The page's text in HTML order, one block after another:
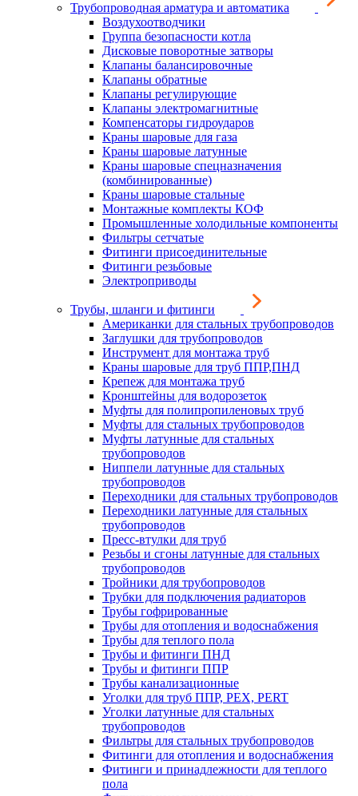
Трубопроводная арматура и автоматика
Воздухоотводчики
Группа безопасности котла
Дисковые поворотные затворы
Клапаны балансировочные
Клапаны обратные
Клапаны регулирующие
Клапаны электромагнитные
Компенсаторы гидроударов
Краны шаровые для газа
Краны шаровые латунные
Краны шаровые спецназначения
(комбинированные)
Краны шаровые стальные
Монтажные комплекты КОФ
Промышленные холодильные компоненты
Фильтры сетчатые
Фитинги присоединительные
Фитинги резьбовые
Электроприводы
Трубы, шланги и фитинги
Американки для стальных трубопроводов
Заглушки для трубопроводов
Инструмент для монтажа труб
Краны шаровые для труб ППР,ПНД
Крепеж для монтажа труб
Кронштейны для водорозеток
Муфты для полипропиленовых труб
Муфты для стальных трубопроводов
Муфты латунные для стальных
трубопроводов
Ниппели латунные для стальных
трубопроводов
Переходники для стальных трубопроводов
Переходники латунные для стальных
трубопроводов
Пресс-втулки для труб
Резьбы и сгоны латунные для стальных
трубопроводов
Тройники для трубопроводов
Трубки для подключения радиаторов
Трубы гофрированные
Трубы для отопления и водоснабжения
Трубы для теплого пола
Трубы и фитинги ПНД
Трубы и фитинги ППР
Трубы канализационные
Уголки для труб ППР, PEX, PERT
Уголки латунные для стальных
трубопроводов
Фильтры для стальных трубопроводов
Фитинги для отопления и водоснабжения
Фитинги и принадлежности для теплого
пола